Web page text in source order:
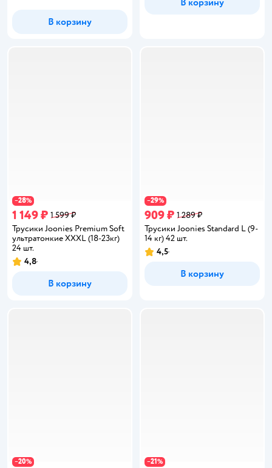
В корзину
В корзину
−28%
1 149 ₽ 1 599 ₽
Трусики Joonies Premium Soft
ультратонкие XXXL (18-23кг)
24 шт.
Рейтинг:
4,8
В корзину
−29%
909 ₽ 1 289 ₽
Трусики Joonies Standard L (9-
14 кг) 42 шт.
Рейтинг:
4,5
В корзину
−20% −21%